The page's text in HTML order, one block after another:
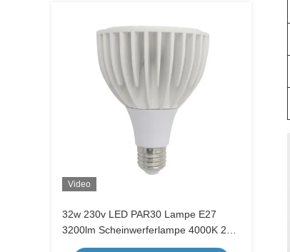
Video
32w 230v LED PAR30 Lampe E27
3200lm Scheinwerferlampe 4000K 20
Grad für versiegelte Leuchten